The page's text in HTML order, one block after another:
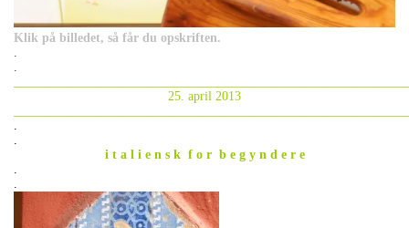
Klik på billedet, så får du opskriften.
.
.
25. april 2013
.
.
i t a l i e n s k f o r b e g y n d e r e
.
.